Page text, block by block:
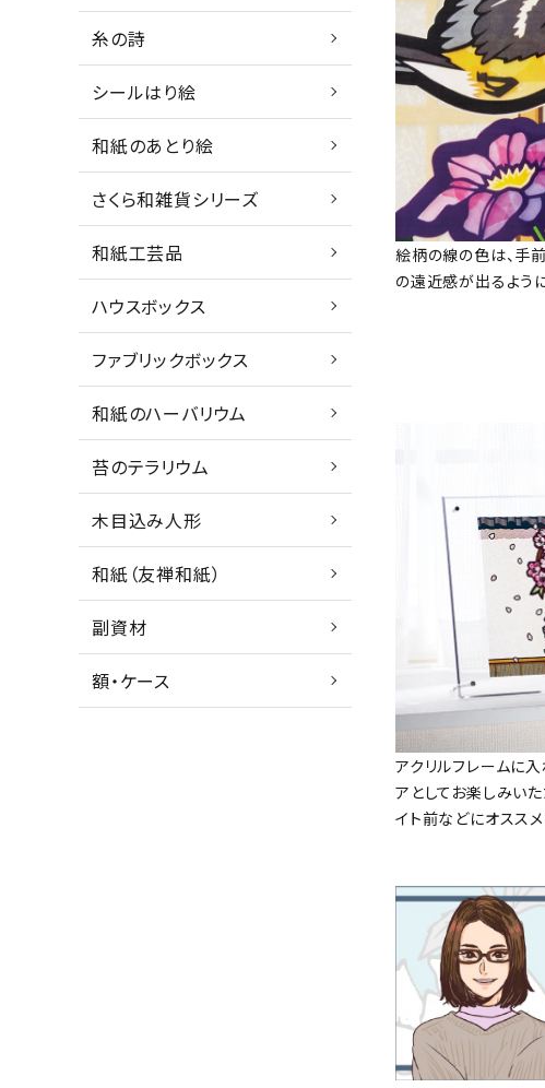
糸の詩
シールはり絵
和紙のあとり絵
さくら和雑貨シリーズ
和紙工芸品
ハウスボックス
ファブリックボックス
和紙のハーバリウム
苔のテラリウム
木目込み人形
和紙（友禅和紙）
副資材
額・ケース
絵柄の線の色は、手
の遠近感が出るよう
アクリルフレームに
アとしてお楽しみい
イト前などにオススメ